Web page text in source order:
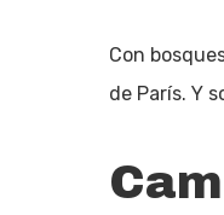
Con
de París. Y